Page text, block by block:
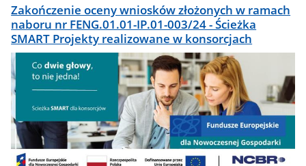
Zakończenie oceny wniosków złożonych w ramach
naboru nr FENG.01.01-IP.01-003/24 - Ścieżka
SMART Projekty realizowane w konsorcjach